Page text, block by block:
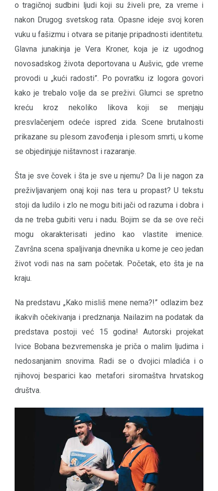
o tragičnoj sudbini ljudi koji su živeli pre, za vreme i
nakon Drugog svetskog rata. Opasne ideje svoj koren
vuku u fašizmu i otvara se pitanje pripadnosti identitetu.
Glavna junakinja je Vera Kroner, koja je iz ugodnog
novosadskog života deportovana u Aušvic, gde vreme
provodi u „kući radosti”. Po povratku iz logora govori
kako je trebalo volje da se preživi. Glumci se spretno
kreću kroz nekoliko likova koji se menjaju
presvlačenjem odeće ispred zida. Scene brutalnosti
prikazane su plesom zavođenja i plesom smrti, u kome
se objedinjuje ništavnost i razaranje.
Šta je sve čovek i šta je sve u njemu? Da li je nagon za
preživljavanjem onaj koji nas tera u propast? U tekstu
stoji da ludilo i zlo ne mogu biti jači od razuma i dobra i
da ne treba gubiti veru i nadu. Bojim se da se ove reči
mogu okarakterisati jedino kao vlastite imenice.
Završna scena spaljivanja dnevnika u kome je ceo jedan
život vodi nas na sam početak. Početak, eto šta je na
kraju.
Na predstavu „Kako misliš mene nema?!” odlazim bez
ikakvih očekivanja i predznanja. Nailazim na podatak da
predstava postoji već 15 godina! Autorski projekat
Ivice Bobana bezvremenska je priča o malim ljudima i
nedosanjanim snovima. Radi se o dvojici mladića i o
njihovoj besparici kao metafori siromaštva hrvatskog
društva.